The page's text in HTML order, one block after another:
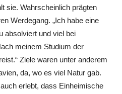
sie. Wahrscheinlich prägten
Werdegang. „Ich habe eine
absolviert und viel bei
meinem Studium der
Ziele waren unter anderem
da, wo es viel Natur gab.
erlebt, dass Einheimische